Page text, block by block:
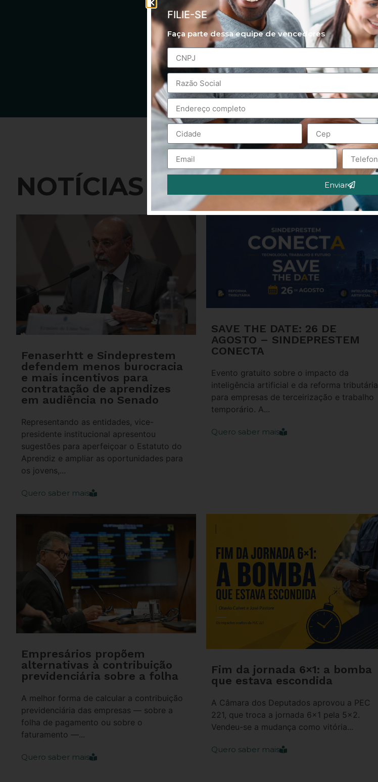
NOTÍCIAS
Fenaserhtt e Sindeprestem
defendem menos burocracia
e mais incentivos para
contratação de aprendizes
em audiência no Senado
Representando as entidades, vice-
presidente institucional apresentou
sugestões para aperfeiçoar o Estatuto do
Aprendiz e ampliar as oportunidades para
os jovens,...
Quero saber mais
SAVE THE DATE: 26 DE
AGOSTO – SINDEPRESTEM
CONECTA
Evento gratuito sobre o impacto da
inteligência artificial e da reforma tributária
para empresas de terceirização e trabalho
temporário. A...
Quero saber mais
Empresários propõem
alternativas à contribuição
previdenciária sobre a folha
A melhor forma de calcular a contribuição
previdenciária das empresas — sobre a
folha de pagamento ou sobre o
faturamento —...
Quero saber mais
Fim da jornada 6×1: a bomba
que estava escondida
A Câmara dos Deputados aprovou a PEC
221, que troca a jornada 6×1 pela 5×2.
Vendeu-se a mudança como vitória...
Quero saber mais
FILIE-SE
Faça parte dessa equipe de vencedores
Enviar
Alternative: